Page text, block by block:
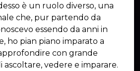
è un ruolo diverso, una
che, pur partendo da
essendo da anni in
ho pian piano imparato a
con grande
ascoltare, vedere e imparare.